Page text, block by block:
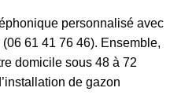
personnalisé avec
61 41 76 46). Ensemble,
domicile sous 48 à 72
de gazon